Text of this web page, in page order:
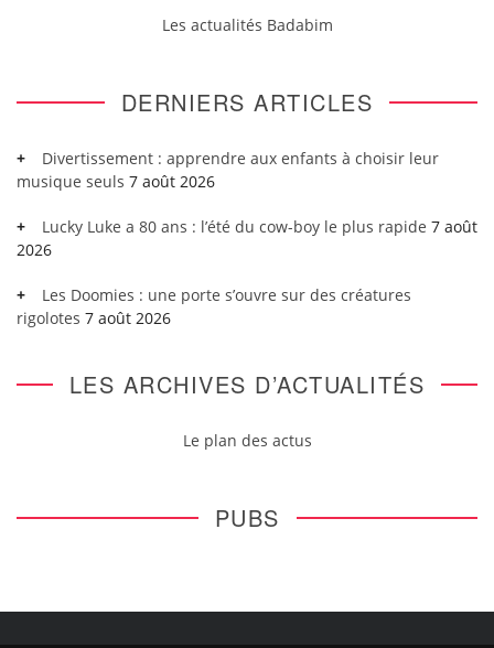
Les actualités Badabim
DERNIERS ARTICLES
Divertissement : apprendre aux enfants à choisir leur
musique seuls 7 août 2026
Lucky Luke a 80 ans : l’été du cow-boy le plus rapide 7 août
2026
Les Doomies : une porte s’ouvre sur des créatures
rigolotes 7 août 2026
LES ARCHIVES D’ACTUALITÉS
Le plan des actus
PUBS